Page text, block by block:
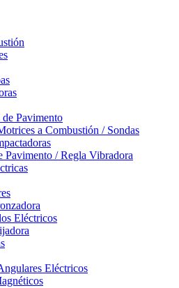
de Pavimento
a Combustión / Sondas
Pavimento / Regla Vibradora
Eléctricos
Eléctricos